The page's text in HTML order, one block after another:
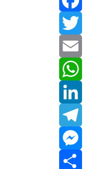
Facebook
Twitter
Email
WhatsApp
LinkedIn
Telegram
Messenger